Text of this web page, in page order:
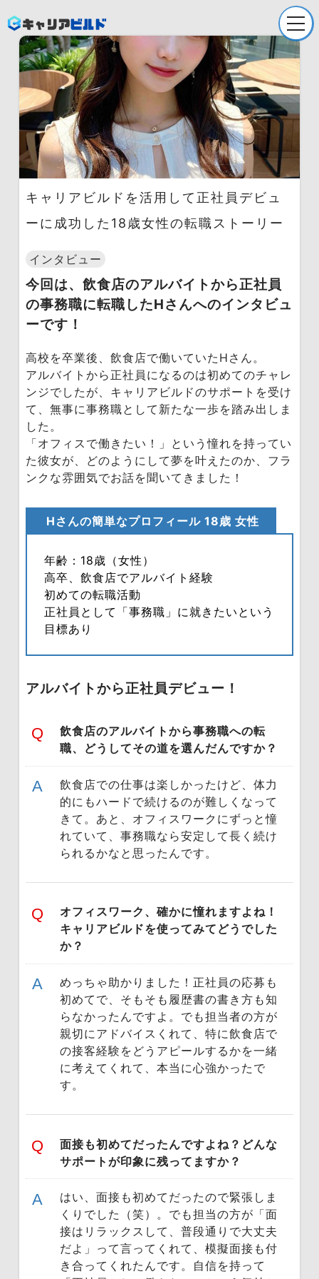
キャリアビルドを活用して正社員デビュ
ーに成功した18歳女性の転職ストーリー
インタビュー
今回は、飲食店のアルバイトから正社員
の事務職に転職したHさんへのインタビュ
ーです！
高校を卒業後、飲食店で働いていたHさん。
アルバイトから正社員になるのは初めてのチャレ
ンジでしたが、キャリアビルドのサポートを受け
て、無事に事務職として新たな一歩を踏み出しま
した。
「オフィスで働きたい！」という憧れを持ってい
た彼女が、どのようにして夢を叶えたのか、フラ
ンクな雰囲気でお話を聞いてきました！
Hさんの簡単なプロフィール 18歳 女性
年齢：18歳（女性）
高卒、飲食店でアルバイト経験
初めての転職活動
正社員として「事務職」に就きたいという
目標あり
アルバイトから正社員デビュー！
飲食店のアルバイトから事務職への転
職、どうしてその道を選んだんですか？
飲食店での仕事は楽しかったけど、体力
的にもハードで続けるのが難しくなって
きて。あと、オフィスワークにずっと憧
れていて、事務職なら安定して長く続け
られるかなと思ったんです。
オフィスワーク、確かに憧れますよね！
キャリアビルドを使ってみてどうでした
か？
めっちゃ助かりました！正社員の応募も
初めてで、そもそも履歴書の書き方も知
らなかったんですよ。でも担当者の方が
親切にアドバイスくれて、特に飲食店で
の接客経験をどうアピールするかを一緒
に考えてくれて、本当に心強かったで
す。
面接も初めてだったんですよね？どんな
サポートが印象に残ってますか？
はい、面接も初めてだったので緊張しま
くりでした（笑）。でも担当の方が「面
接はリラックスして、普段通りで大丈夫
だよ」って言ってくれて、模擬面接も付
き合ってくれたんです。自信を持って
Company
会社概要
Service
就職/転職支援
Service
Recruit
News
お知らせ
Media